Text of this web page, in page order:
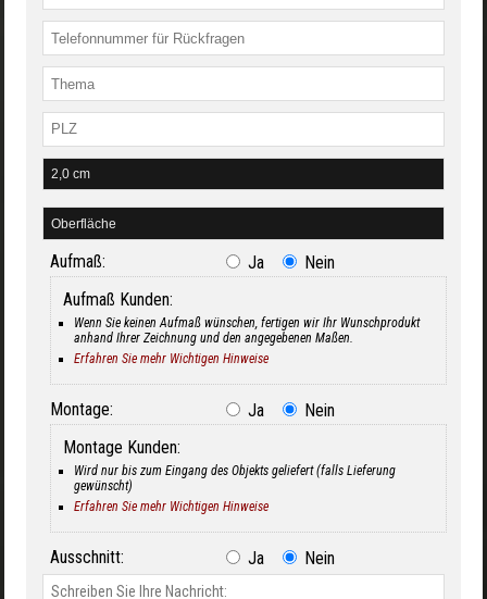
Aufmaß: Ja
Nein
Aufmaß Kunden:
Wenn Sie keinen Aufmaß wünschen, fertigen wir Ihr Wunschprodukt
anhand Ihrer Zeichnung und den angegebenen Maßen.
Erfahren Sie mehr Wichtigen Hinweise
Montage: Ja
Nein
Montage Kunden:
Wird nur bis zum Eingang des Objekts geliefert (falls Lieferung
gewünscht)
Erfahren Sie mehr Wichtigen Hinweise
Ausschnitt: Ja Nein